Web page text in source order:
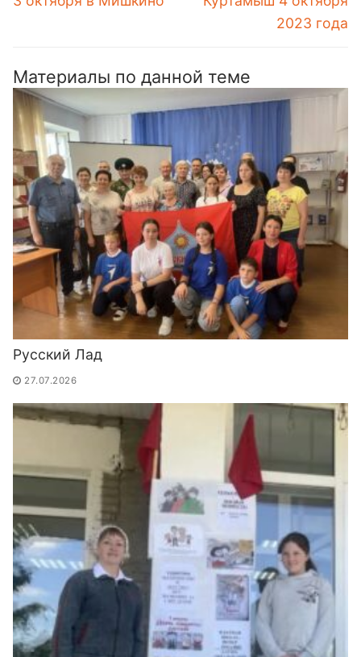
2023 года
Материалы по данной теме
Русский Лад
27.07.2026